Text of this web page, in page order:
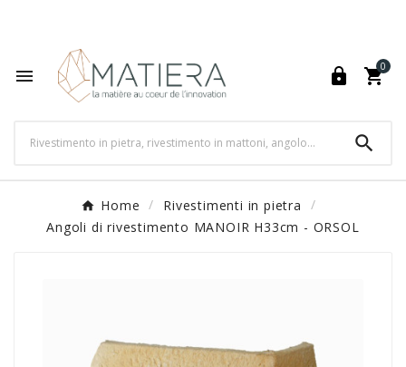
  
0

Home
Rivestimenti in pietra
Angoli di rivestimento MANOIR H33cm - ORSOL